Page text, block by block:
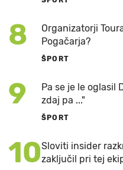
8
Organizatorji
Pogačarja?
ŠPORT
9
Pa se je le oglasil
zdaj pa ..."
ŠPORT
10Sloviti insider
zaključil pri tej